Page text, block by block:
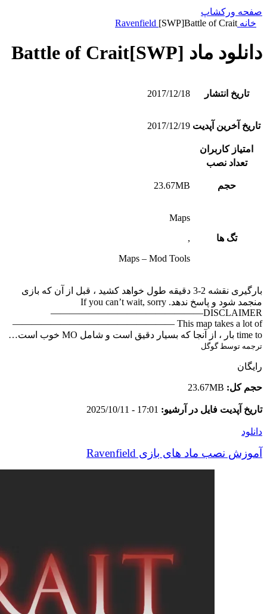
صفحه ورکشاپ
خانه
Ravenfield [SWP]Battle of Crait
دانلود ماد [SWP]Battle of Crait
تاریخ انتشار 2017/12/18
تاریخ آخرین آپدیت 2017/12/19
امتیاز کاربران
تعداد نصب
حجم 23.67MB
تگ ها
Maps
,
Maps – Mod Tools
بارگیری نقشه 2-3 دقیقه طول خواهد کشید ، قبل از آن که بازی
منجمد شود و پاسخ ندهد. If you can’t wait, sorry
————————————————DISCLAIMER
————————————————— This map takes a lot of
time to بار ، از آنجا که بسیار دقیق است و شامل MO خوب است…
ترجمه توسط گوگل
رایگان
حجم کل: 23.67MB
تاریخ آپدیت فایل در آرشیو: 17:01 - 2025/10/11
دانلود
آموزش نصب ماد های بازی Ravenfield